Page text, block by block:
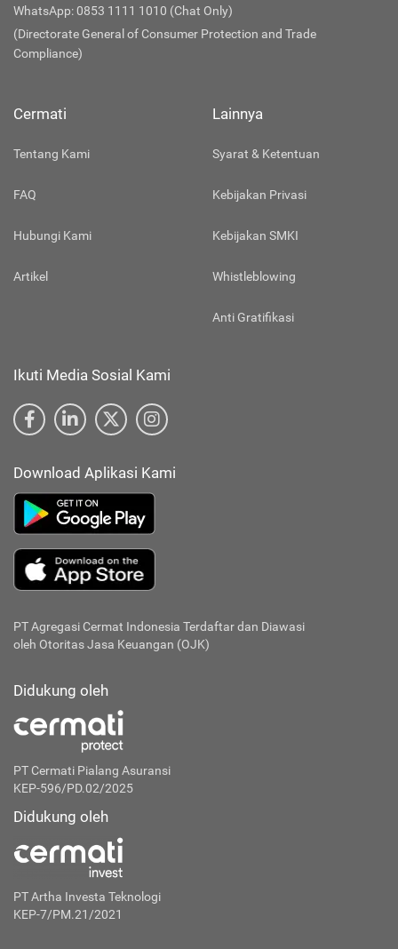
WhatsApp: 0853 1111 1010 (Chat Only)
(Directorate General of Consumer Protection and Trade
Compliance)
Cermati
Tentang Kami
FAQ
Hubungi Kami
Artikel
Lainnya
Syarat & Ketentuan
Kebijakan Privasi
Kebijakan SMKI
Whistleblowing
Anti Gratifikasi
Ikuti Media Sosial Kami
Download Aplikasi Kami
PT Agregasi Cermat Indonesia Terdaftar dan Diawasi
oleh Otoritas Jasa Keuangan (OJK)
Didukung oleh
PT Cermati Pialang Asuransi
KEP-596/PD.02/2025
Didukung oleh
PT Artha Investa Teknologi
KEP-7/PM.21/2021